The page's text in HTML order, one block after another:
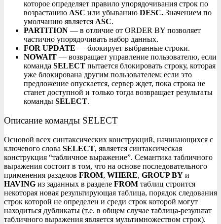
которое определяет правило упорядочивания строк по
возрастанию ASC или убыванию DESC. Значением по
умолчанию является ASC.
PARTITION — в отличие от ORDER BY позволяет
частично упорядочивать набор данных.
FOR UPDATE — блокирует выбранные строки.
NOWAIT — возвращает управление пользователю, если
команда SELECT пытается блокировать строку, которая
уже блокирована другим пользователем; если это
предложение опускается, сервер ждет, пока строка не
станет доступной и только тогда возвращает результаты
команды SELECT.
Описание команды SELECT
Основой всех синтаксических конструкций, начинающихся с
ключевого слова SELECT, является синтаксическая
конструкция “табличное выражение”. Семантика табличного
выражения состоит в том, что на основе последовательного
применения разделов FROM, WHERE, GROUP BY и
HAVING из заданных в разделе FROM таблиц строится
некоторая новая результирующая таблица, порядок следования
строк которой не определен и среди строк которой могут
находиться дубликаты (т.е. в общем случае таблица-результат
табличного выражения является мультимножеством строк).